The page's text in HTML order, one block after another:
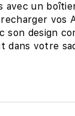
avec un
vos
son design
dans votre